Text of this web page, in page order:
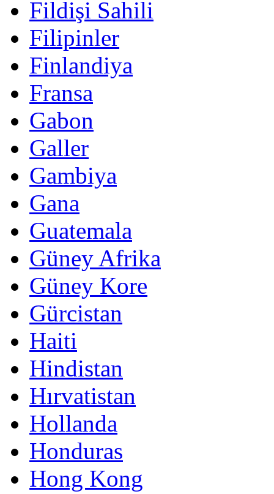
Fildişi Sahili
Filipinler
Finlandiya
Fransa
Gabon
Galler
Gambiya
Gana
Guatemala
Güney Afrika
Güney Kore
Gürcistan
Haiti
Hindistan
Hırvatistan
Hollanda
Honduras
Hong Kong